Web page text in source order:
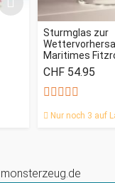
Sturmglas zur
Maritimes
CHF 54.95
Nur noch 3 auf